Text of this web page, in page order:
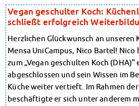
Wohnheime in Magdeburg
Wohnheime in Wernigerode
Wohnheimantrag & -service
MIT einander – FÜR einander
Wohnheimtutoren
Schadensmeldung
Wohnen-FAQ
Dokumente
Wohnen
Wohnheime im Überblick
Wohnheime in Magdeburg
Wohnheime in Wernigerode
Wohnheimantrag & -service
MIT einander – FÜR einander
Wohnheimtutoren
Schadensmeldung
Wohnen-FAQ
Vegan geschulter Koch:
schließt erfolgreich
Herzlichen Glückwunsch an unseren
Mensa UniCampus, Nico Bartel!
zum „Vegan geschulten Koch
abgeschlossen und sein Wissen im
Küche weiter vertieft. Im Rahmen
beschäftigte er sich unter anderem